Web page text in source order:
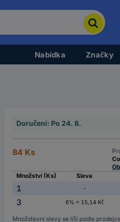
Nabídka Značky
Doručení: Po 24. 8.
84 Ks
Množství (Ks)
Sleva
1 -
3
6% = 15,14 Kč
Množstevní slevy se liší podle